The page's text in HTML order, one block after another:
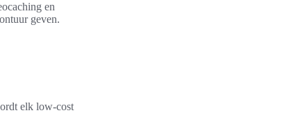
en
geven.
elk low-cost